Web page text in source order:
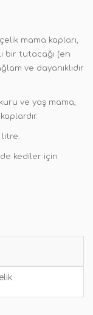
mama kapları,
bir tutacağı (en
ve dayanıklıdır
ve yaş mama,
litre.
kediler için